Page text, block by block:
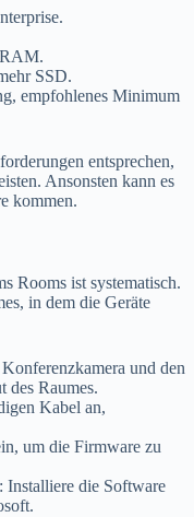
SSD.
empfohlenes Minimum
entsprechen,
Ansonsten kann es
kommen.
Rooms ist systematisch.
in dem die Geräte
und den
des Raumes.
Kabel an,
um die Firmware zu
: Installiere die Software